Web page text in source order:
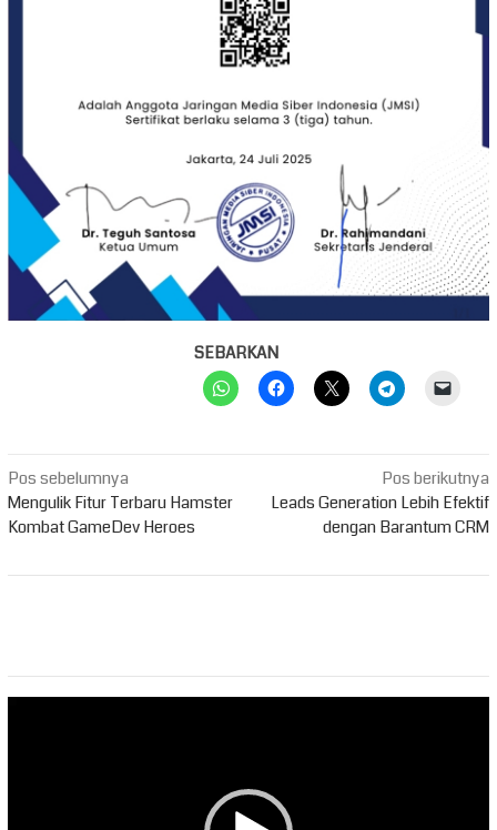
SEBARKAN
Navigasi
pos
Pos sebelumnya
Mengulik Fitur Terbaru Hamster
Kombat GameDev Heroes
Pos berikutnya
Leads Generation Lebih Efektif
dengan Barantum CRM